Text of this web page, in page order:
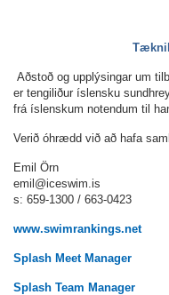
Aðstoð og upplýsingar um
er tengiliður íslensku
frá íslenskum notendum til
Verið óhrædd við að hafa
Emil Örn
emil@iceswim.is
s: 659-1300 / 663-0423
www.swimrankings.net
Splash Meet Manager
Splash Team Manager